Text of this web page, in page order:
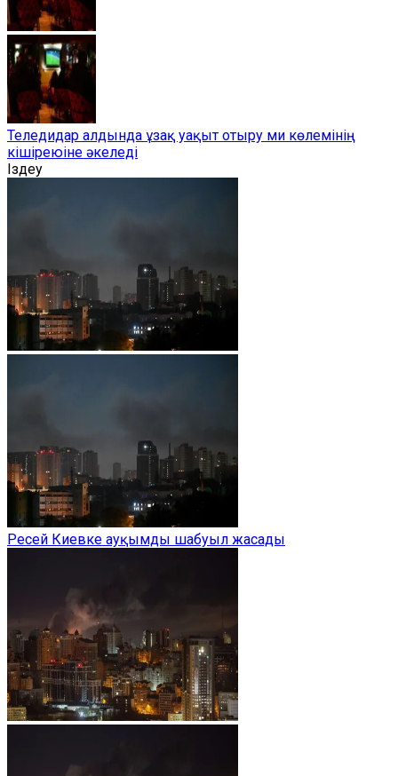
Теледидар алдында ұзақ уақыт отыру ми көлемінің
кішіреюіне әкеледі
Іздеу
Ресей Киевке ауқымды шабуыл жасады